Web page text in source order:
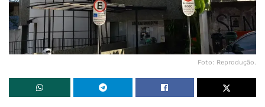
Foto: Reprodução.